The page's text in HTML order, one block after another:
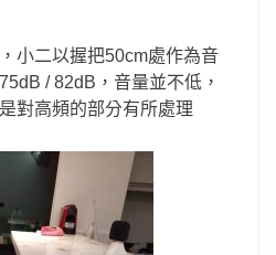
小二以握把50cm處作為音
/ 82dB，音量並不低，
對高頻的部分有所處理